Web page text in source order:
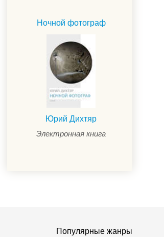
Ночной фотограф
Юрий Дихтяр
Электронная книга
Популярные жанры